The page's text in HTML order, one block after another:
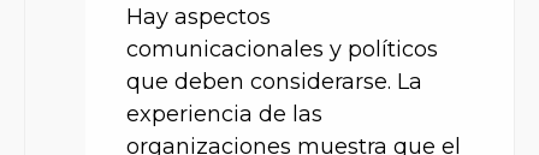
Hay aspectos
comunicacionales y políticos
que deben considerarse. La
experiencia de las
organizaciones muestra que el